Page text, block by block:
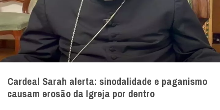
Cardeal Sarah alerta: sinodalidade e paganismo
causam erosão da Igreja por dentro